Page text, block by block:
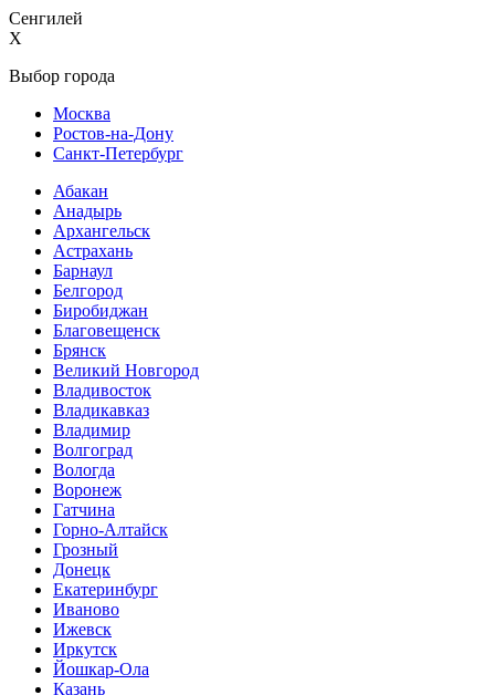
Сенгилей
X
Выбор города
Москва
Ростов-на-Дону
Санкт-Петербург
Абакан
Анадырь
Архангельск
Астрахань
Барнаул
Белгород
Биробиджан
Благовещенск
Брянск
Великий Новгород
Владивосток
Владикавказ
Владимир
Волгоград
Вологда
Воронеж
Гатчина
Горно-Алтайск
Грозный
Донецк
Екатеринбург
Иваново
Ижевск
Иркутск
Йошкар-Ола
Казань